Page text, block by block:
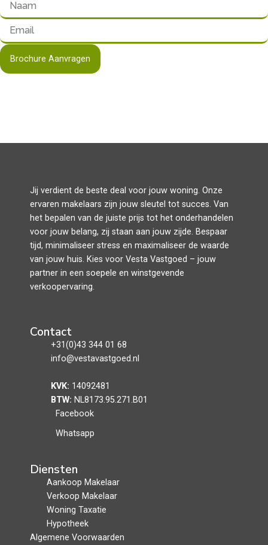
Brochure Aanvragen
Jij verdient de beste deal voor jouw woning. Onze
ervaren makelaars zijn jouw sleutel tot succes. Van
het bepalen van de juiste prijs tot het onderhandelen
voor jouw belang, zij staan aan jouw zijde. Bespaar
tijd, minimaliseer stress en maximaliseer de waarde
van jouw huis. Kies voor Vesta Vastgoed – jouw
partner in een soepele en winstgevende
verkoopervaring.
Contact
+31(0)43 344 01 68
info@vestavastgoed.nl
KVK: 14092481
BTW: NL8173.95.271.B01
Facebook
Whatsapp
Diensten
Aankoop Makelaar
Verkoop Makelaar
Woning Taxatie
Hypotheek
Algemene Voorwaarden